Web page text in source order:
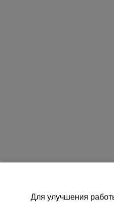
Для улучшения